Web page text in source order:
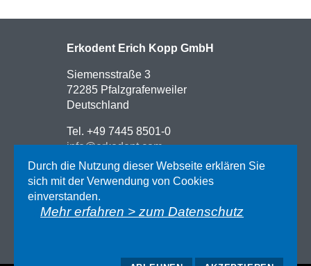
Erkodent Erich Kopp GmbH
Siemensstraße 3
72285 Pfalzgrafenweiler
Deutschland
Tel. +49 7445 8501-0
info@erkodent.com
Kontakt
Anfahrt
Impressum
Datenschutz
Durch die Nutzung dieser Webseite erklären Sie
sich mit der Verwendung von Cookies
einverstanden.
Mehr erfahren > zum Datenschutz